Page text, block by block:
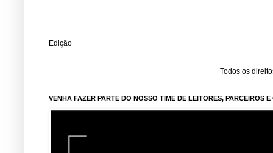
Edição
Todos os
VENHA FAZER PARTE DO NOSSO TIME DE LEITORES, PARCEIROS